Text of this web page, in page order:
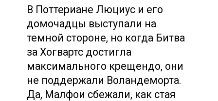
В Поттериане Люциус и его
домочадцы выступали на
темной стороне, но когда Битва
за Хогвартс достигла
максимального крещендо, они
не поддержали Воландеморта.
Да, Малфои сбежали, как стая